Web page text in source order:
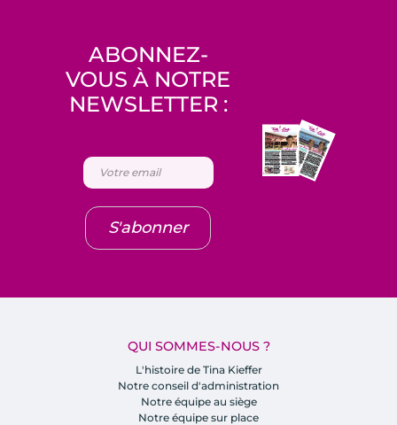
QUI SOMMES-NOUS ?
L'histoire de Tina Kieffer
Notre conseil d'administration
Notre équipe au siège
Notre équipe sur place
ABONNEZ-
VOUS À NOTRE
NEWSLETTER :
S'abonner